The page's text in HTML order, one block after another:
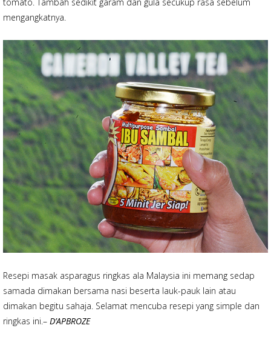
tomato. Tambah sedikit garam dan gula secukup rasa sebelum
mengangkatnya.
Resepi masak asparagus ringkas ala Malaysia ini memang sedap
samada dimakan bersama nasi beserta lauk-pauk lain atau
dimakan begitu sahaja. Selamat mencuba resepi yang simple dan
ringkas ini.– D’APBROZE